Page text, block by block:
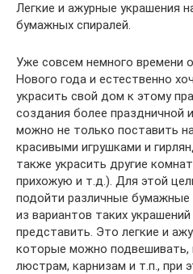
Легкие и ажурные украшения
бумажных спиралей.
Уже совсем немного времени
Нового года и естественно
украсить свой дом к этому
создания более
можно не только поставить
красивыми игрушками и
также украсить другие
прихожую и т.д.). Для этой
подойти различные бумажные
из вариантов таких украшений
представить. Это легкие и
которые можно подвешивать,
люстрам, карнизам и т.п., при